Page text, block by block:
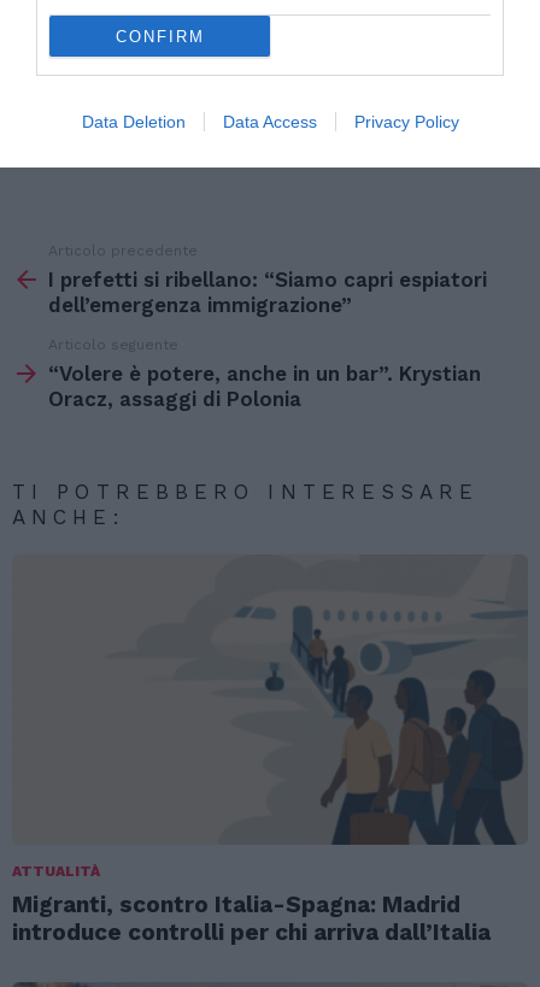
CONFIRM
Data Deletion Data Access Privacy Policy
di
Articolo precedente
I prefetti si ribellano: “Siamo capri espiatori
dell’emergenza immigrazione”
Articolo seguente
“Volere è potere, anche in un bar”. Krystian
Oracz, assaggi di Polonia
TI POTREBBERO INTERESSARE
ANCHE:
ATTUALITÀ
Migranti, scontro Italia-Spagna: Madrid
introduce controlli per chi arriva dall’Italia